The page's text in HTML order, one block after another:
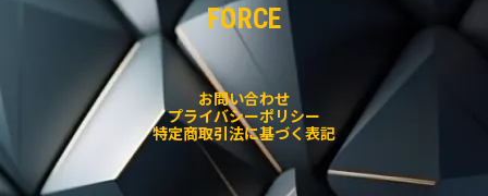
FORCE
お問い合わせ
プライバシーポリシー
特定商取引法に基づく表記